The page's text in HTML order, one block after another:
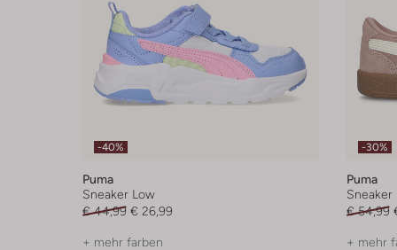
-40%
Puma
Sneaker Low
€ 44,99 € 26,99
+ mehr farben
-30%
Puma
Sneaker
€ 54,99
+ mehr